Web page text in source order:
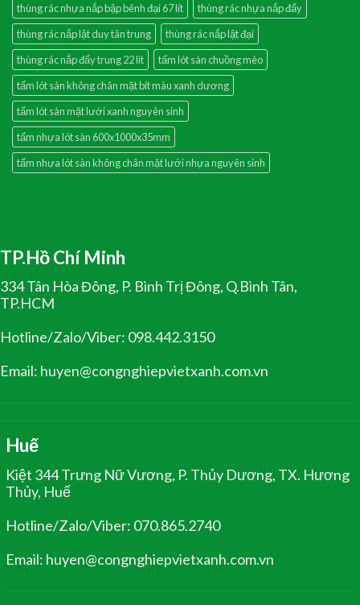
thùng rác nhựa nắp bập bênh đại 67 lít
thùng rác nhựa nắp đẩy
thùng rác nắp lật duy tân trung
thùng rác nắp lật đại
thùng rác nắp đẩy trung 22 lít
tấm lót sàn chuồng mèo
tấm lót sàn không chân mặt bít màu xanh dương
tấm lót sàn mặt lưới xanh nguyên sinh
tấm nhựa lót sàn 600x1000x35mm
tấm nhựa lót sàn không chân mặt lưới nhựa nguyên sinh
TP.Hồ Chí Minh
334 Tân Hòa Đông, P. Bình Trị Đông, Q.Bình Tân,
TP.HCM
Hotline/Zalo/Viber: 098.442.3150
Email: huyen@congnghiepvietxanh.com.vn
Huế
Kiệt 344 Trưng Nữ Vương, P. Thủy Dương, TX. Hương
Thủy, Huế
Hotline/Zalo/Viber: 070.865.2740
Email: huyen@congnghiepvietxanh.com.vn